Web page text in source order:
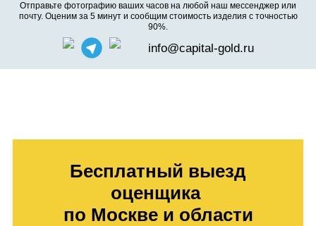
Отправьте фотографию ваших часов на любой наш мессенджер или
почту. Оценим за 5 минут и сообщим стоимость изделия с точностью
90%.
info@capital-gold.ru
Бесплатный выезд
оценщика
по Москве и области